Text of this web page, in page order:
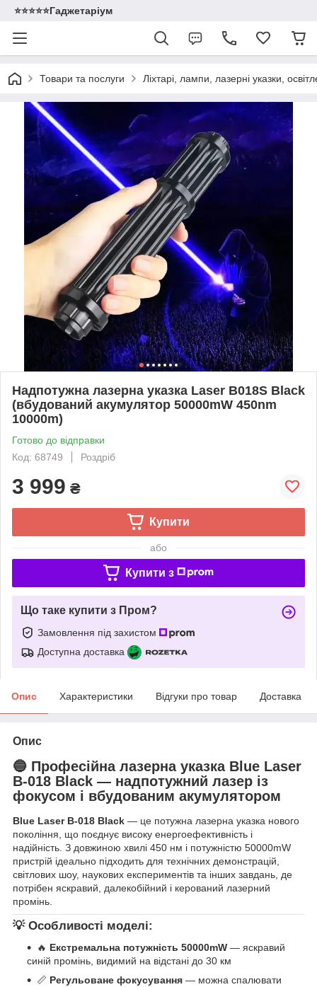
⭐️⭐️⭐️⭐️⭐️Гаджетаріум
Товари та послуги Ліхтарі, лампи, лазерні указки,
Надпотужна лазерна указка Laser B018S Black
(вбудований акумулятор 50000mW 450nm
10000m)
Готово до відправки
Код: 68749
Роздріб
3 999 ₴
Купити
або
Купити з
Що таке купити з Пром?
Замовлення під захистом
Доступна доставка
Опис Характеристики Відгуки про товар Доставка
Опис
🔵 Професійна лазерна указка Blue Laser
B-018 Black — надпотужний лазер із
фокусом і вбудованим акумулятором
Blue Laser B-018 Black — це потужна лазерна указка нового
покоління, що поєднує високу енергоефективність і
надійність. З довжиною хвилі 450 нм і потужністю 50000mW
пристрій ідеально підходить для технічних демонстрацій,
світлових шоу, наукових експериментів та інших завдань, де
потрібен яскравий, далекобійний і керований лазерний
промінь.
💡 Особливості моделі:
🔥 Екстремальна потужність 50000mW — яскравий
синій промінь, видимий на відстані до 30 км
📏 Регульоване фокусування — можна спалювати